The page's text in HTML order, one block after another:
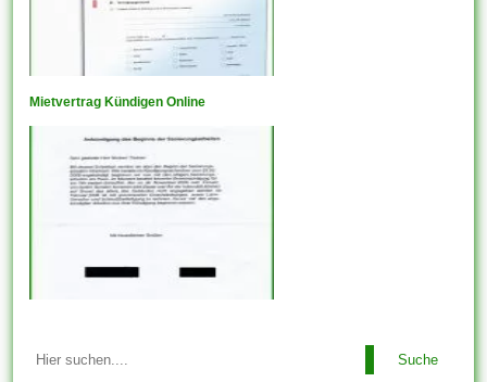
Mietvertrag Kündigen Online
Suche